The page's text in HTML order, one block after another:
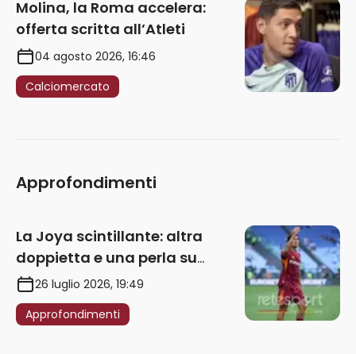
Molina, la Roma accelera:
offerta scritta all’Atleti
04 agosto 2026, 16:46
Calciomercato
Approfondimenti
La Joya scintillante: altra
doppietta e una perla su
punizione – VIDEO
26 luglio 2026, 19:49
Approfondimenti